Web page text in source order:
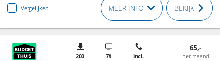
Vergelijken MEER INFO BEKIJK
200
79
incl.
65,-
per maand